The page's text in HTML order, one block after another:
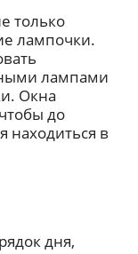
только
лампочки.
лампами
Окна
до
находиться в
дня,